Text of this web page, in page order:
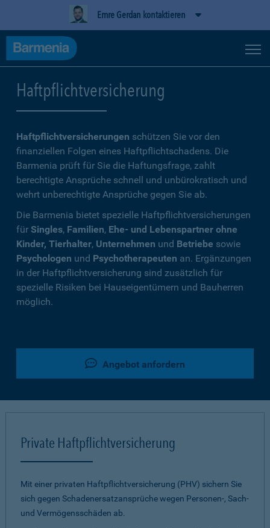
Emre Gerdan kontaktieren
Haftpflichtversicherung
Haftpflichtversicherungen schützen Sie vor den
finanziellen Folgen eines Haftpflichtschadens. Die
Barmenia prüft für Sie die Haftungsfrage, zahlt
berechtigte Ansprüche schnell und unbürokratisch und
wehrt unberechtigte Ansprüche gegen Sie ab.
Die Barmenia bietet spezielle Haftpflichtversicherungen
für Singles, Familien, Ehe- und Lebenspartner ohne
Kinder, Tierhalter, Unternehmen und Betriebe sowie
Psychologen und Psychotherapeuten an. Ergänzungen
in der Haftpflichtversicherung sind zusätzlich für
spezielle Risiken bei Hauseigentümern und Bauherren
möglich.
Angebot anfordern
Private Haftpflichtversicherung
Mit einer privaten Haftpflichtversicherung (PHV) sichern Sie
sich gegen Schadenersatzansprüche wegen Personen-, Sach-
und Vermögensschäden ab.